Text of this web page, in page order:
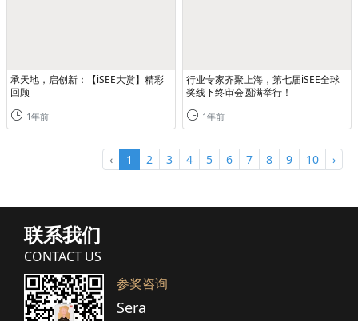
承天地，启创新：【iSEE大赏】精彩
回顾
1年前
行业专家齐聚上海，第七届iSEE全球
奖线下终审会圆满举行！
1年前
‹ 1 2 3 4 5 6 7 8 9 10 ›
联系我们
CONTACT US
参奖咨询
Sera